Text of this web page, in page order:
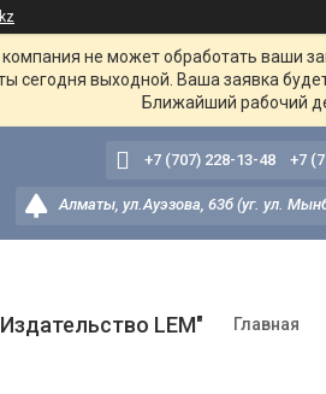
не может обработать ваши
сегодня выходной. Ваша заявка
Ближайший рабочий
Алматы, ул.Ауэзова, 63б (уг. ул.
+7 (707) 228-13-48 +7
LEM" Главная